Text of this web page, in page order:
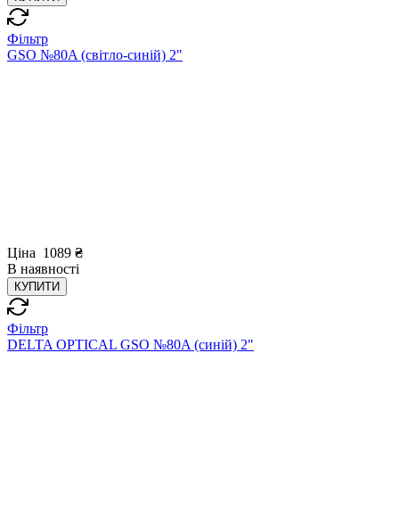
Фільтр
GSO №80A (світло-синій) 2"
Ціна 1089 ₴
В наявності
КУПИТИ
Фільтр
DELTA OPTICAL GSO №80A (синій) 2"